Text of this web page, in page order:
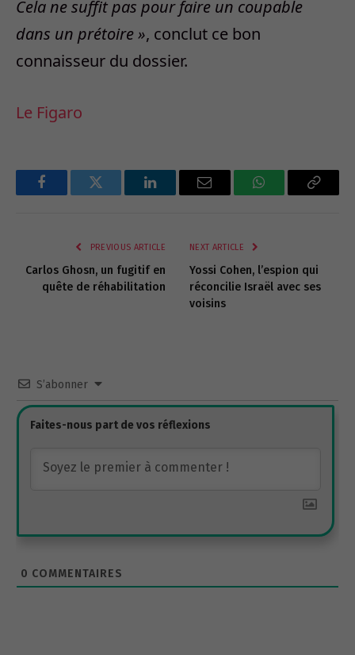
Cela ne suffit pas pour faire un coupable
dans un prétoire », conclut ce bon
connaisseur du dossier.
Le Figaro
FacebookTwitter LinkedInEmail WhatsAppCopy
PREVIOUS ARTICLE
Carlos Ghosn, un fugitif en
quête de réhabilitation
NEXT ARTICLE
Yossi Cohen, l’espion qui
réconcilie Israël avec ses
voisins
S’abonner
0 COMMENTAIRES